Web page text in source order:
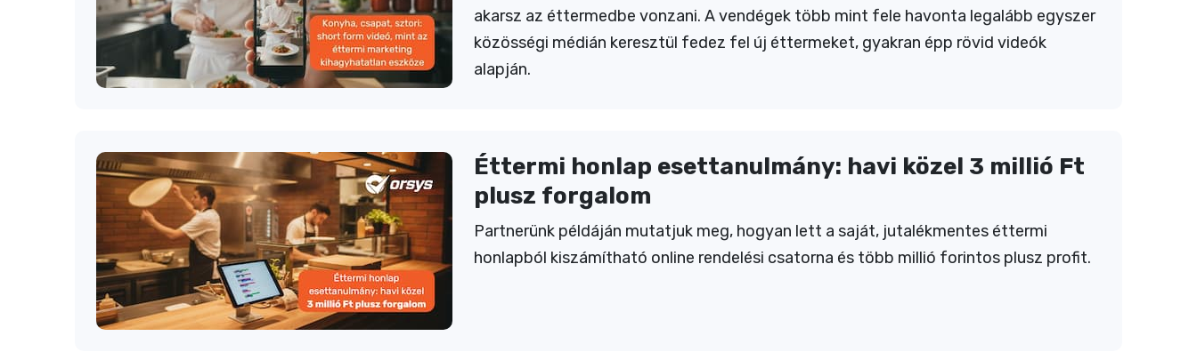
akarsz az éttermedbe vonzani. A vendégek több mint fele havonta legalább egyszer
közösségi médián keresztül fedez fel új éttermeket, gyakran épp rövid videók
alapján.
Éttermi honlap esettanulmány: havi közel 3 millió Ft
plusz forgalom
Partnerünk példáján mutatjuk meg, hogyan lett a saját, jutalékmentes éttermi
honlapból kiszámítható online rendelési csatorna és több millió forintos plusz profit.